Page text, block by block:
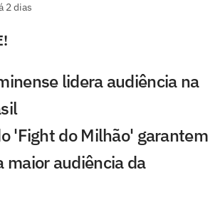
2 dias
lidera audiência na
'Fight do Milhão' garantem
maior audiência da